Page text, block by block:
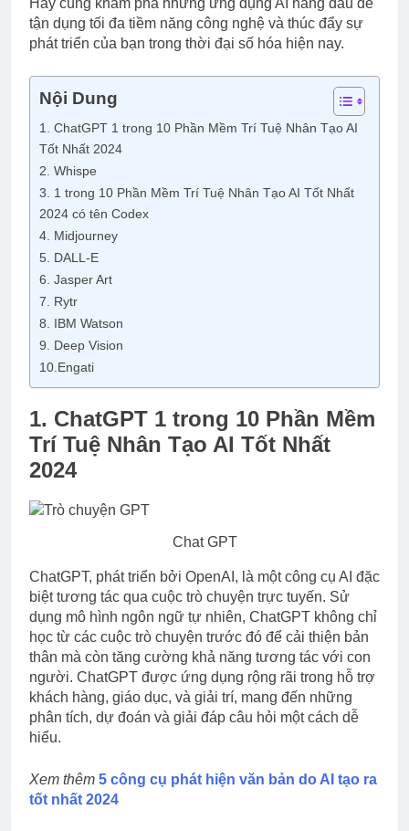
tận dụng tối đa tiềm năng công nghệ và thúc đẩy sự
phát triển của bạn trong thời đại số hóa hiện nay.
Nội Dung
1. ChatGPT 1 trong 10 Phần Mềm Trí Tuệ Nhân Tạo AI
Tốt Nhất 2024
2. Whispe
3. 1 trong 10 Phần Mềm Trí Tuệ Nhân Tạo AI Tốt Nhất
2024 có tên Codex
4. Midjourney
5. DALL-E
6. Jasper Art
7. Rytr
8. IBM Watson
9. Deep Vision
10.Engati
1. ChatGPT 1 trong 10 Phần Mềm
Trí Tuệ Nhân Tạo AI Tốt Nhất
2024
Chat GPT
ChatGPT, phát triển bởi OpenAI, là một công cụ AI đặc
biệt tương tác qua cuộc trò chuyện trực tuyến. Sử
dụng mô hình ngôn ngữ tự nhiên, ChatGPT không chỉ
học từ các cuộc trò chuyện trước đó để cải thiện bản
thân mà còn tăng cường khả năng tương tác với con
người. ChatGPT được ứng dụng rộng rãi trong hỗ trợ
khách hàng, giáo dục, và giải trí, mang đến những
phân tích, dự đoán và giải đáp câu hỏi một cách dễ
hiểu.
Xem thêm 5 công cụ phát hiện văn bản do AI tạo ra
tốt nhất 2024